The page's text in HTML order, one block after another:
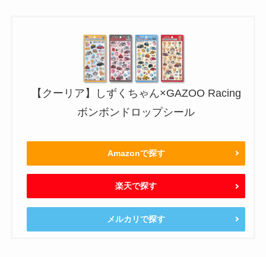
【クーリア】しずくちゃん×GAZOO Racing
ボンボンドロップシール
Amazonで探す
楽天で探す
メルカリで探す